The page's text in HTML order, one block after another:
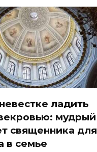
ладить
мудрый
священника для
в семье